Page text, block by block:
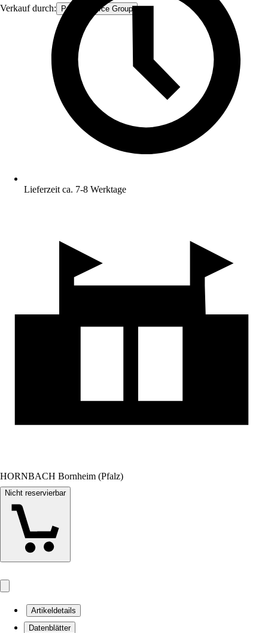
Verkauf durch: Procommerce Group
Lieferzeit ca. 7-8 Werktage
HORNBACH Bornheim (Pfalz)
Nicht reservierbar
Artikeldetails
Datenblätter